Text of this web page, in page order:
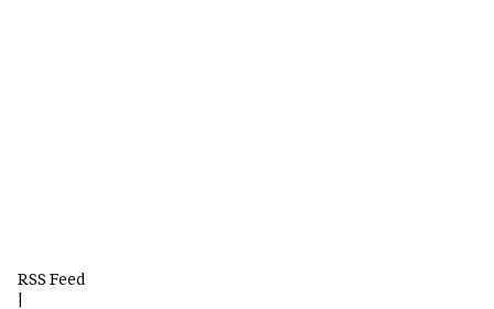
RSS Feed